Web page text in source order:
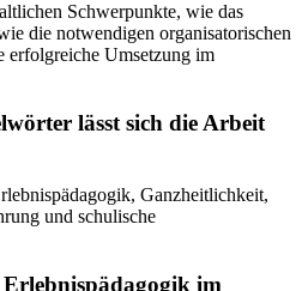
Schwerpunkte, wie das
die notwendigen organisatorischen
erfolgreiche Umsetzung im
lässt sich die Arbeit
Ganzheitlichkeit,
und schulische
Erlebnispädagogik im